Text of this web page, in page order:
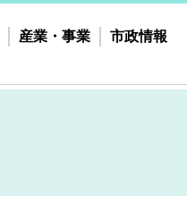
産業・事業 市政情報